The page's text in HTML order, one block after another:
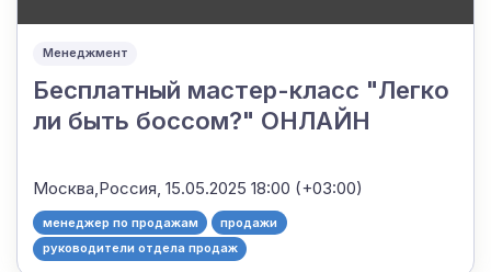
Менеджмент
Бесплатный мастер-класс "Легко
ли быть боссом?" ОНЛАЙН
Москва,Россия,15.05.2025 18:00 (+03:00)
менеджер по продажам
продажи
руководители отдела продаж